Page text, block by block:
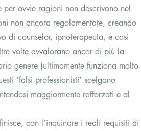
ovvie ragioni non descrivono nel
non ancora regolamentate, creando
di counselor, ipnoterapeuta, e così
volte avvalorano ancor di più la
genere (ultimamente funziona molto
‘falsi professionisti’ scelgano
maggiormente rafforzati e al
con l’inquinare i reali requisiti di